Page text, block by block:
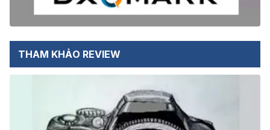
THAM KHẢO REVIEW